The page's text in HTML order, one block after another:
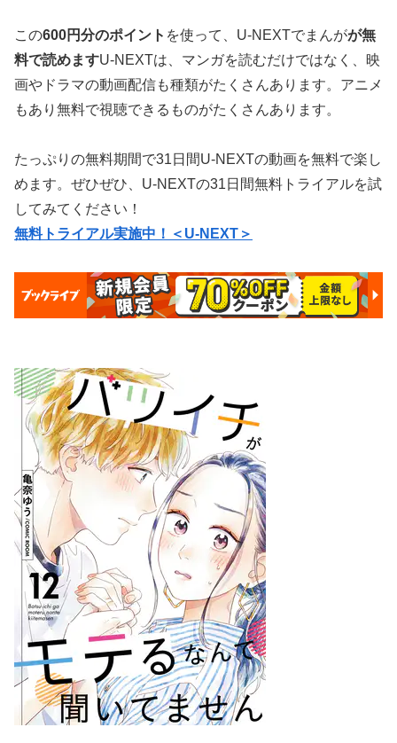
この600円分のポイント を使って、U-NEXTでまんがが無
料で読めますU-NEXTは、マンガを読むだけではなく、映
画やドラマの動画配信も種類がたくさんあります。アニメ
もあり無料で視聴できるものがたくさんあります。
たっぷりの無料期間で31日間U-NEXTの動画を無料で楽し
めます。ぜひぜひ、U-NEXTの31日間無料トライアルを試
してみてください！
無料トライアル実施中！＜U-NEXT＞